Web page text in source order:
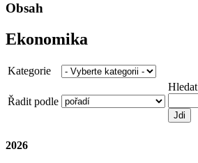
Obsah
Ekonomika
Kategorie
Řadit podle
Hledat
2026